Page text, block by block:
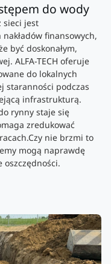
do wody
sieci jest
finansowych,
być doskonałym,
ALFA-TECH oferuje
do lokalnych
staranności podczas
infrastrukturą.
rynny staje się
zredukować
nie brzmi to
mogą naprawdę
oszczędności.